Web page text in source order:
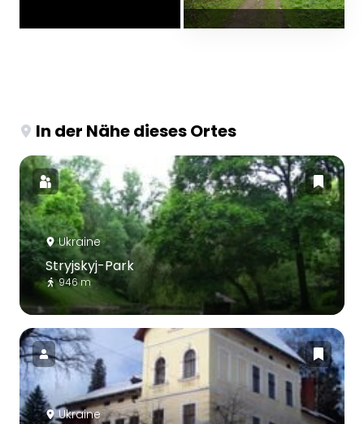
In der Nähe dieses Ortes
Ukraine
Stryjskyj-Park
946 m
Ukraine